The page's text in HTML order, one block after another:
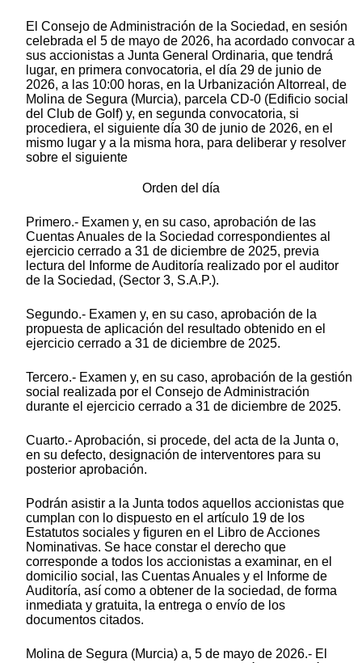
El Consejo de Administración de la Sociedad, en sesión
celebrada el 5 de mayo de 2026, ha acordado convocar a
sus accionistas a Junta General Ordinaria, que tendrá
lugar, en primera convocatoria, el día 29 de junio de
2026, a las 10:00 horas, en la Urbanización Altorreal, de
Molina de Segura (Murcia), parcela CD-0 (Edificio social
del Club de Golf) y, en segunda convocatoria, si
procediera, el siguiente día 30 de junio de 2026, en el
mismo lugar y a la misma hora, para deliberar y resolver
sobre el siguiente
Orden del día
Primero.- Examen y, en su caso, aprobación de las
Cuentas Anuales de la Sociedad correspondientes al
ejercicio cerrado a 31 de diciembre de 2025, previa
lectura del Informe de Auditoría realizado por el auditor
de la Sociedad, (Sector 3, S.A.P.).
Segundo.- Examen y, en su caso, aprobación de la
propuesta de aplicación del resultado obtenido en el
ejercicio cerrado a 31 de diciembre de 2025.
Tercero.- Examen y, en su caso, aprobación de la gestión
social realizada por el Consejo de Administración
durante el ejercicio cerrado a 31 de diciembre de 2025.
Cuarto.- Aprobación, si procede, del acta de la Junta o,
en su defecto, designación de interventores para su
posterior aprobación.
Podrán asistir a la Junta todos aquellos accionistas que
cumplan con lo dispuesto en el artículo 19 de los
Estatutos sociales y figuren en el Libro de Acciones
Nominativas. Se hace constar el derecho que
corresponde a todos los accionistas a examinar, en el
domicilio social, las Cuentas Anuales y el Informe de
Auditoría, así como a obtener de la sociedad, de forma
inmediata y gratuita, la entrega o envío de los
documentos citados.
Molina de Segura (Murcia) a, 5 de mayo de 2026.- El